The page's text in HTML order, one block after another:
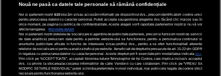
Nouă ne pasă ca datele tale personale să rămână confidențiale
Noi și partenerii noștri 610stocăm și/sau accesăm informații pe dispozitivul dvs., precum identificatorii cookie unici
pentru prelucrarea datelor cu caracter personal. Puteți accepta sau gestiona alegerile dvs. făcând clic mai jos sau în
orice moment, pe pagina cu politica de confidențialitate. Aceste alegeri vor fi raportate partenerilor noștri și nu vă vor
afecta navigarea.
Mai multe detalii
Noi si partenerii nostri (retelele de socializare si agentiile de publicitate partenere, precum si furnizorii nostri de servicii
de date analitice) prelucram date pentru a permite website-ului sa functioneze, pentru a personaliza continutul si
anunturile publicitare afisate in functie de interesele si/sau profilul dvs., pentru a va oferi functionalitati aferente
retelelor de socializare si pentru a analiza traficul pe website. Beneficiati de drepturile prevazute de art. 15-22 din GDPR
in legatura cu prelucrarea datelor cu caracter personal. Aceste drepturi pot fi exercitate prin modalitatea indicata aici
Prin click pe “ACCEPT TOATE”, acceptati folosirea tuturor Tehnologiilor de tip Cookie, care implica inclusiv acceptul
dvs. cu privire la stocarea/accesarea informatiilor de catre Vendor-ii cu care colaboram. Prin click pe “VREAU SA
MODIFIC SETARILE INDIVIDUAL” puteti schimba preferintele in mod individual, mai putin cele legate de cookie strict
necesare pentru functionarea website-ului.